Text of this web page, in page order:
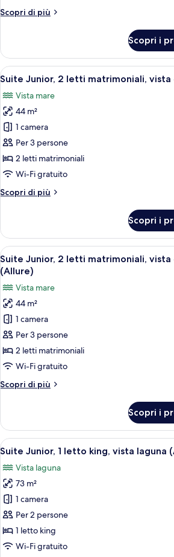
Beds,
(Allure)
Scopri di più
Altri
Suite,
Double
Lagoon
View
(Allure)
Scopri i
Apri
tutte
le
foto
per
Suite
Junior,
2
matrimoniali,
(Allure)
Una
6
Suite Junior, 2 letti matrimoniali, vista
Vista mare
44 m²
1 camera
Per 3 persone
2 letti matrimoniali
Wi-Fi gratuito
Scopri di più
Altri
Junior,
letti
matrimoniali,
vista
oceano
(Allure)
Scopri i
Apri
tutte
le
foto
per
Suite
Junior,
2
letti
vista
(Allure)
Una
6
Suite Junior, 2 letti matrimoniali, vista
(Allure)
Vista mare
44 m²
1 camera
Per 3 persone
2 letti matrimoniali
Wi-Fi gratuito
Scopri di più
Altri
Junior,
letti
vista
oceano
parziale
(Allure)
Scopri i
Apri
tutte
le
foto
per
Suite
Junior,
1
Una
6
Suite Junior, 1 letto king, vista laguna
Vista laguna
73 m²
1 camera
Per 2 persone
1 letto king
Wi-Fi gratuito